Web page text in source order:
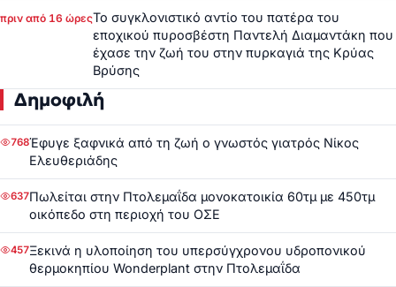
πριν από 16 ώρεςΤο συγκλονιστικό αντίο του πατέρα του
εποχικού πυροσβέστη Παντελή Διαμαντάκη που
έχασε την ζωή του στην πυρκαγιά της Κρύας
Βρύσης
Δημοφιλή
768Έφυγε ξαφνικά από τη ζωή ο γνωστός γιατρός Νίκος
Ελευθεριάδης
637Πωλείται στην Πτολεμαΐδα μονοκατοικία 60τμ με 450τμ
οικόπεδο στη περιοχή του ΟΣΕ
457Ξεκινά η υλοποίηση του υπερσύγχρονου υδροπονικού
θερμοκηπίου Wonderplant στην Πτολεμαΐδα